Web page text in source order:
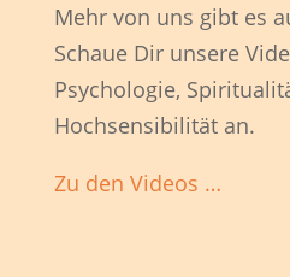
Mehr von uns gibt es
Schaue Dir unsere
Psychologie,
Hochsensibilität an.
Zu den Videos …